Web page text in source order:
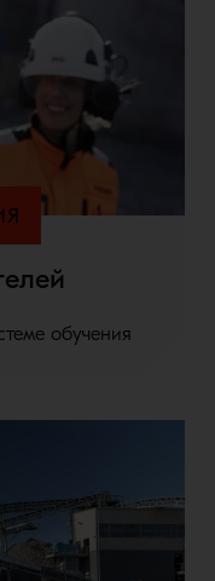
обучения